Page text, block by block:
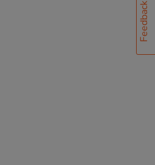
Feedback